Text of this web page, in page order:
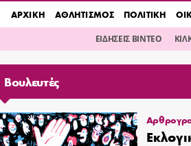
AΡΧΙΚΗ ΑΘΛΗΤΙΣΜΟΣ ΠΟΛΙΤΙΚΗ
ΕΙΔΗΣΕΙΣ ΒΙΝΤΕΟ
Βουλευτές